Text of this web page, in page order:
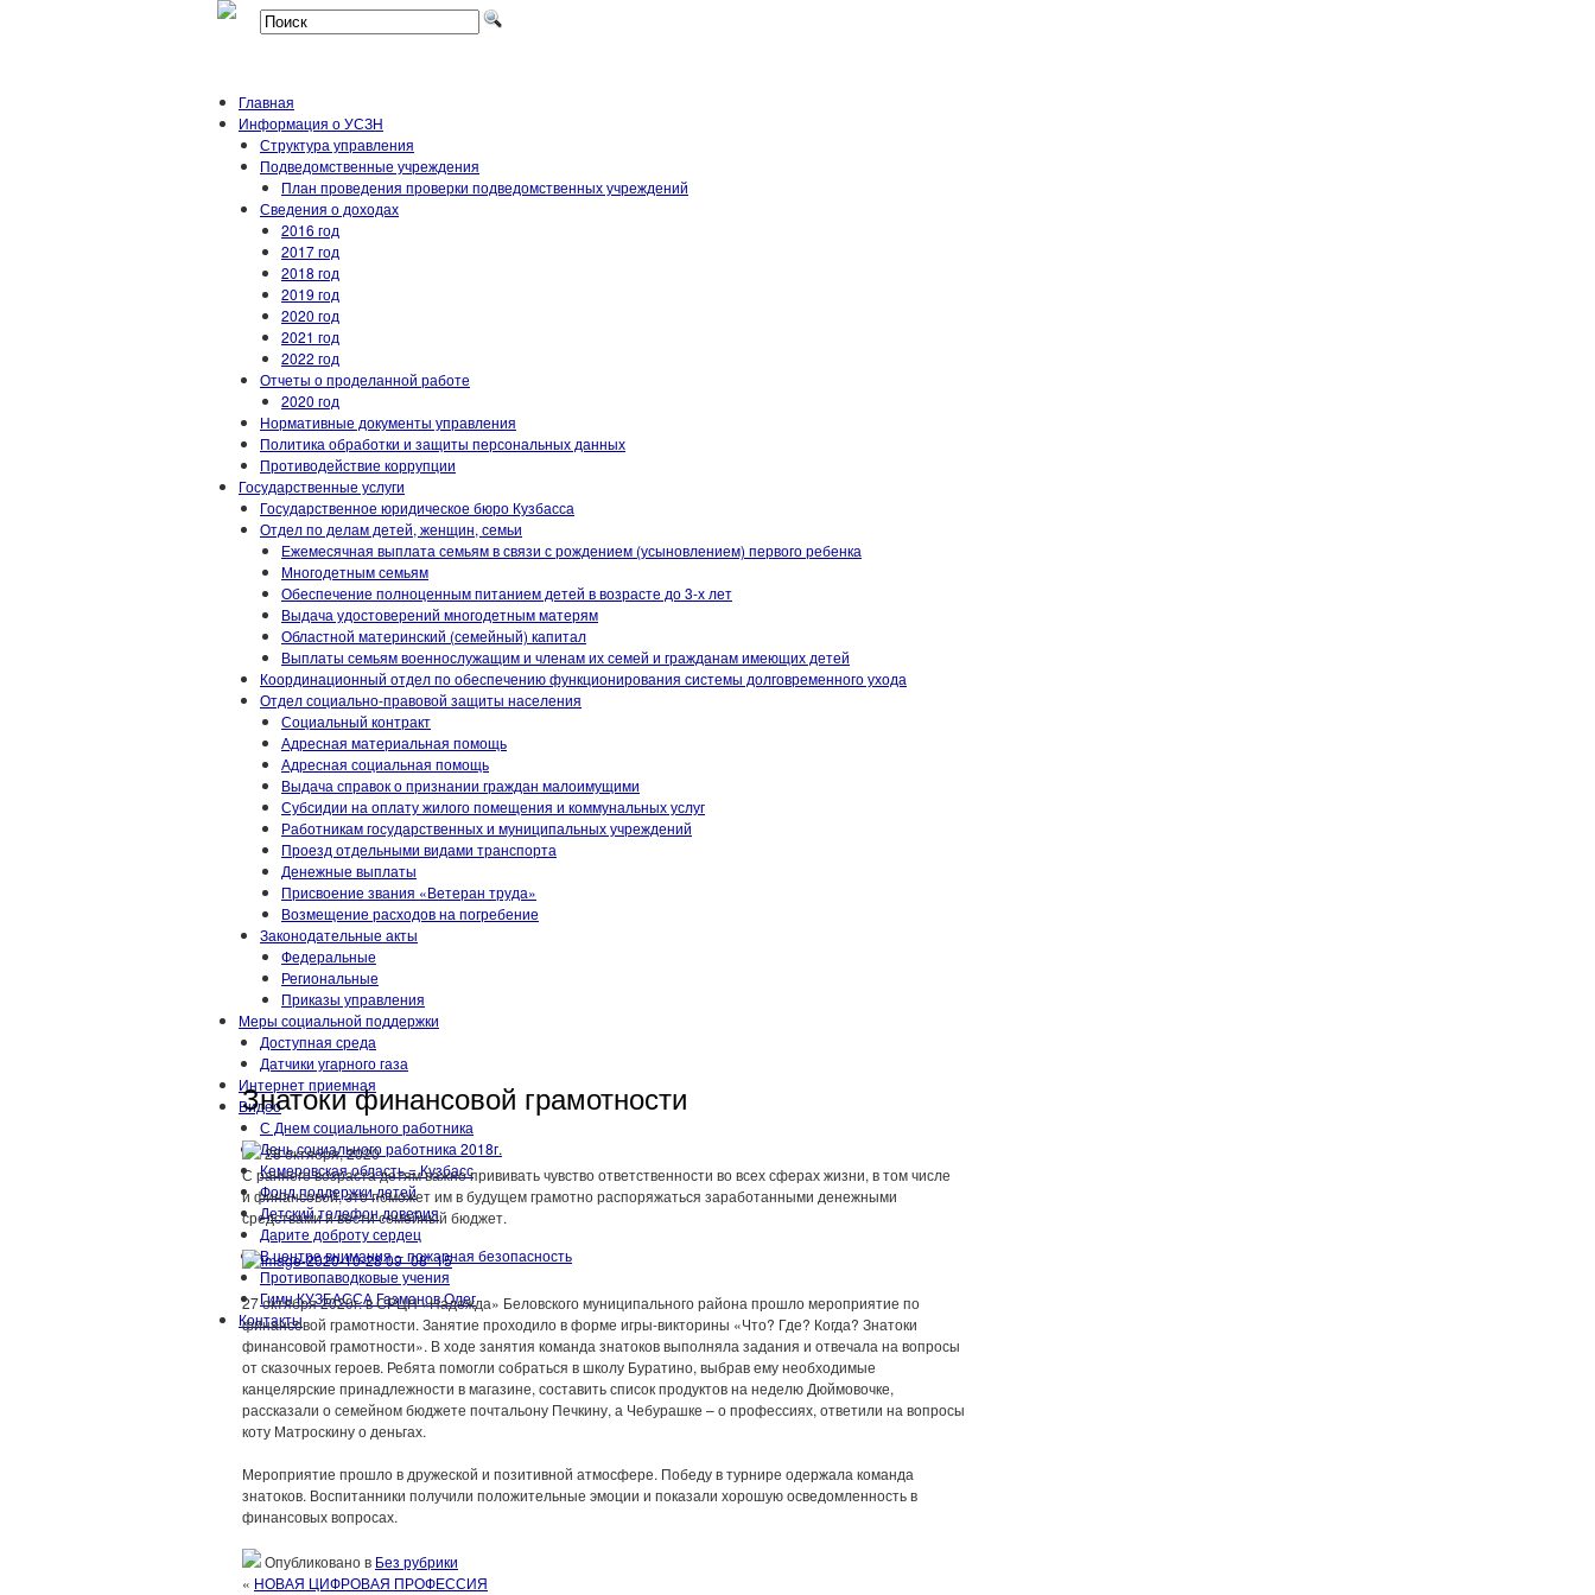
Главная
Информация о УСЗН
Структура управления
Подведомственные учреждения
План проведения проверки подведомственных учреждений
Сведения о доходах
2016 год
2017 год
2018 год
2019 год
2020 год
2021 год
2022 год
Отчеты о проделанной работе
2020 год
Нормативные документы управления
Политика обработки и защиты персональных данных
Противодействие коррупции
Государственные услуги
Государственное юридическое бюро Кузбасса
Отдел по делам детей, женщин, семьи
Ежемесячная выплата семьям в связи с рождением (усыновлением) первого ребенка
Многодетным семьям
Обеспечение полноценным питанием детей в возрасте до 3-х лет
Выдача удостоверений многодетным матерям
Областной материнский (семейный) капитал
Выплаты семьям военнослужащим и членам их семей и гражданам имеющих детей
Координационный отдел по обеспечению функционирования системы долговременного ухода
Отдел социально-правовой защиты населения
Социальный контракт
Адресная материальная помощь
Адресная социальная помощь
Выдача справок о признании граждан малоимущими
Субсидии на оплату жилого помещения и коммунальных услуг
Работникам государственных и муниципальных учреждений
Проезд отдельными видами транспорта
Денежные выплаты
Присвоение звания «Ветеран труда»
Возмещение расходов на погребение
Законодательные акты
Федеральные
Региональные
Приказы управления
Меры социальной поддержки
Доступная среда
Датчики угарного газа
Интернет приемная
Видео
С Днем социального работника
День социального работника 2018г.
Кемеровская область = Кузбасс
Фонд поддержки детей
Детский телефон доверия
Дарите доброту сердец
В центре внимания – пожарная безопасность
Противопаводковые учения
Гимн КУЗБАССА Газманов Олег
Контакты
Знатоки финансовой грамотности
28 октября, 2020
С раннего возраста детям важно прививать чувство ответственности во всех сферах жизни, в том числе
и финансовой, это поможет им в будущем грамотно распоряжаться заработанными денежными
средствами и вести семейный бюджет.
27 октября 2020г. в СРЦН «Надежда» Беловского муниципального района прошло мероприятие по
финансовой грамотности. Занятие проходило в форме игры-викторины «Что? Где? Когда? Знатоки
финансовой грамотности». В ходе занятия команда знатоков выполняла задания и отвечала на вопросы
от сказочных героев. Ребята помогли собраться в школу Буратино, выбрав ему необходимые
канцелярские принадлежности в магазине, составить список продуктов на неделю Дюймовочке,
рассказали о семейном бюджете почтальону Печкину, а Чебурашке – о профессиях, ответили на вопросы
коту Матроскину о деньгах.
Мероприятие прошло в дружеской и позитивной атмосфере. Победу в турнире одержала команда
знатоков. Воспитанники получили положительные эмоции и показали хорошую осведомленность в
финансовых вопросах.
Опубликовано в Без рубрики
« НОВАЯ ЦИФРОВАЯ ПРОФЕССИЯ